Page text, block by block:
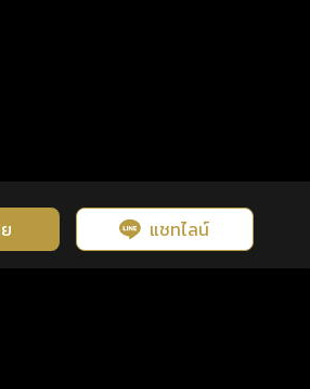
แชทไลน์
อเพิ่มประสิทธิภาพและประสบการณ์ที่ดี
นโยบายความเป็นส่วนตัว
วิต คลิกดูดวงฟรี